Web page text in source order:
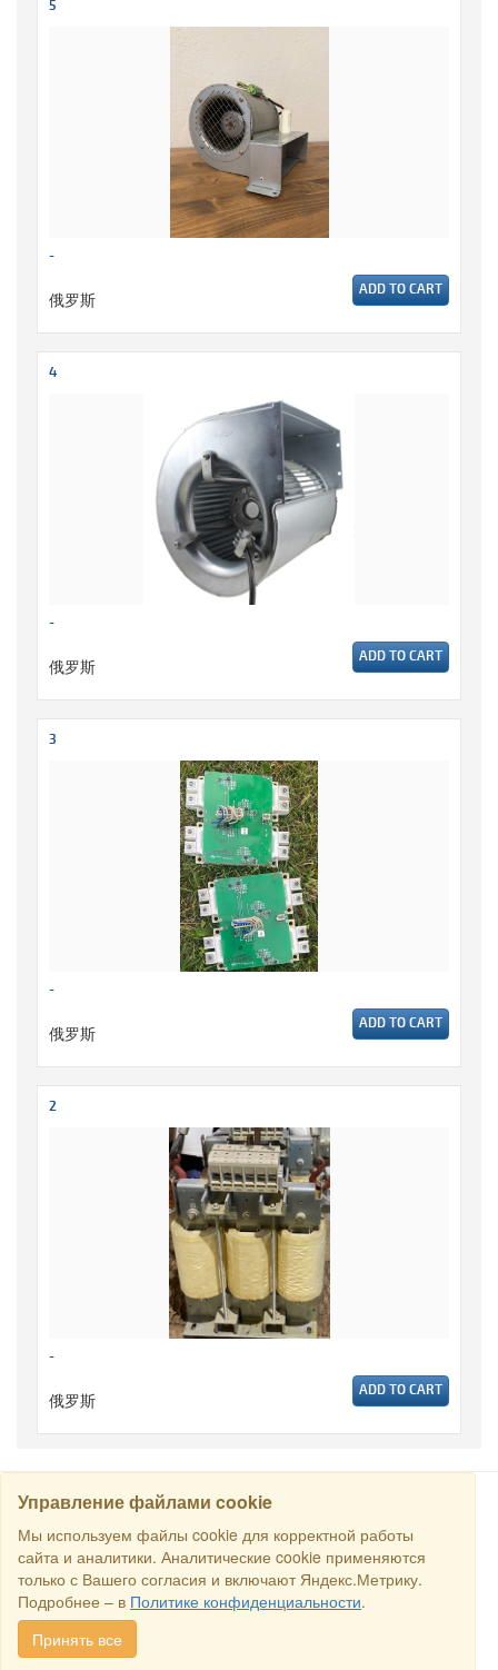
5
-
俄罗斯 ADD TO CART
4
-
俄罗斯 ADD TO CART
3
-
俄罗斯 ADD TO CART
2
-
俄罗斯 ADD TO CART
Управление файлами cookie
Мы используем файлы cookie для корректной работы
сайта и аналитики. Аналитические cookie применяются
только с Вашего согласия и включают Яндекс.Метрику.
Подробнее – в Политике конфиденциальности.
Принять все
保留所有权利 © 2016商业交易所“俄罗斯-新加坡商业理事会”. E-
mail:sales@rstradehouse.com, 地址: 俄罗斯，莫斯科，Malaya
Pirogovskaya str., 16, Moscow, Russia.
Consent for processing personal data